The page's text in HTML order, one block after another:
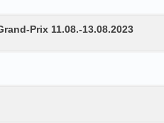
Prix 11.08.-13.08.2023